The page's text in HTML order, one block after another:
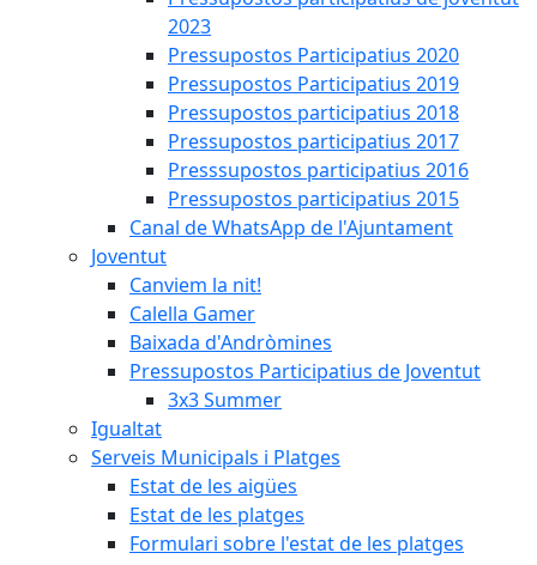
2023
Pressupostos Participatius 2020
Pressupostos Participatius 2019
Pressupostos participatius 2018
Pressupostos participatius 2017
Presssupostos participatius 2016
Pressupostos participatius 2015
Canal de WhatsApp de l'Ajuntament
Joventut
Canviem la nit!
Calella Gamer
Baixada d'Andròmines
Pressupostos Participatius de Joventut
3x3 Summer
Igualtat
Serveis Municipals i Platges
Estat de les aigües
Estat de les platges
Formulari sobre l'estat de les platges